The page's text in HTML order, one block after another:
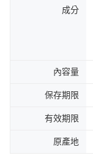
成分
內容量
保存期限
有效期限
原產地